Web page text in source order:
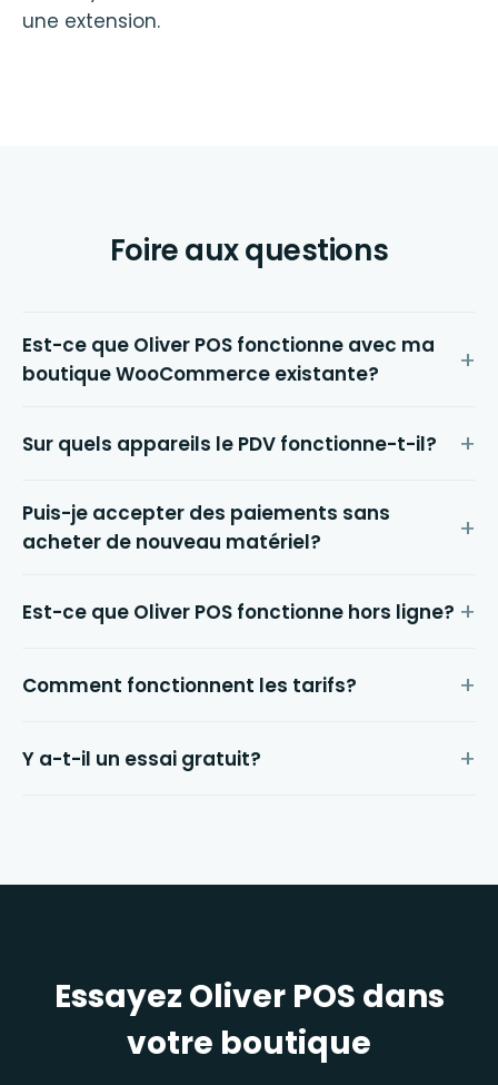
une extension.
Foire aux questions
Est-ce que Oliver POS fonctionne avec ma
boutique WooCommerce existante?
Sur quels appareils le PDV fonctionne-t-il?
Puis-je accepter des paiements sans
acheter de nouveau matériel?
Est-ce que Oliver POS fonctionne hors ligne?
Comment fonctionnent les tarifs?
Y a-t-il un essai gratuit?
Essayez Oliver POS dans
votre boutique